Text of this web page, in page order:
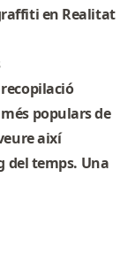
en Realitat
populars de
així
del temps. Una